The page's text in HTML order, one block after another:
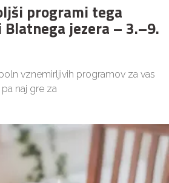
programi tega
jezera – 3.–9.
vznemirljivih programov za vas
naj gre za